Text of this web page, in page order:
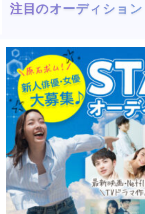
注目のオーディション